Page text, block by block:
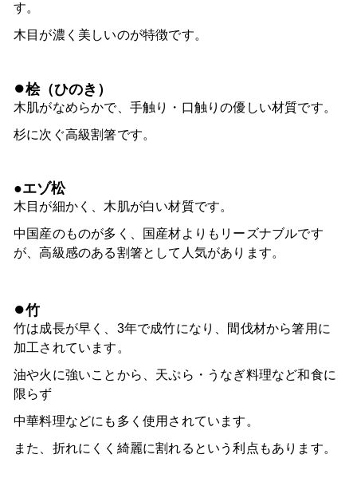
す。
木目が濃く美しいのが特徴です。
●桧（ひのき）
木肌がなめらかで、手触り・口触りの優しい材質です。
杉に次ぐ高級割箸です。
●エゾ松
木目が細かく、木肌が白い材質です。
中国産のものが多く、国産材よりもリーズナブルです
が、高級感のある割箸として人気があります。
●竹
竹は成長が早く、3年で成竹になり、間伐材から箸用に
加工されています。
油や火に強いことから、天ぷら・うなぎ料理など和食に
限らず
中華料理などにも多く使用されています。
また、折れにくく綺麗に割れるという利点もあります。